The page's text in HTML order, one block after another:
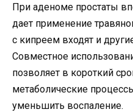
При аденоме простаты
дает применение
с кипреем входят и
Совместное
позволяет в короткий
метаболические
уменьшить воспаление.